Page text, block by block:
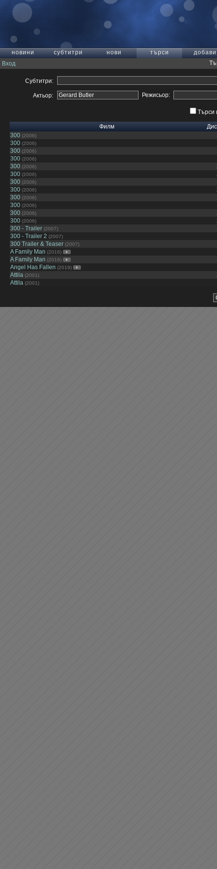
новини субтитри нови търси
добави
Вход
Субтитри:
Актьор: Режисьор:
Търси
Филм
300 (2006)
300 (2006)
300 (2006)
300 (2006)
300 (2006)
300 (2006)
300 (2006)
300 (2006)
300 (2006)
300 (2006)
300 (2006)
300 (2006)
300 - Trailer (2007)
300 - Trailer 2 (2007)
300 Trailer & Teaser (2007)
A Family Man (2016)
A Family Man (2016)
Angel Has Fallen (2019)
Attila (2001)
Attila (2001)